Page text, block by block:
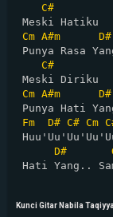
C#
Meski Hatiku
Cm A#m D#
Punya Rasa
C#
Meski Diriku
Cm A#m D#
Punya Hati
Fm
D# C# Cm
D#
Hati Yang..
Kunci Gitar Nabila